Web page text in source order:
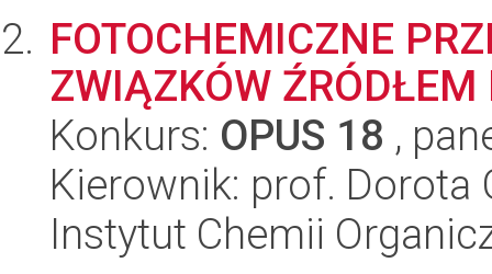
FOTOCHEMICZNE
ZWIĄZKÓW
Konkurs: OPUS 18 ,
Kierownik: prof. Dorota
Instytut Chemii